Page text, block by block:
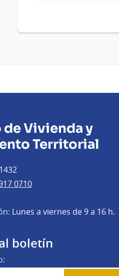
Vivienda y
Territorial
0710
Lunes a viernes de 9 a 16 h.
boletín